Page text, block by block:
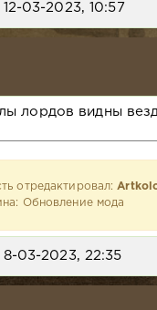
12-03-2023, 10:57
лордов видны
отредактировал:
Обновление мода
8-03-2023, 22:35